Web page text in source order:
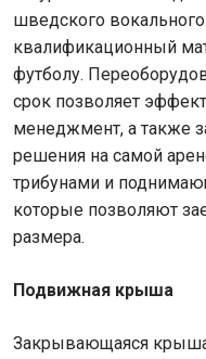
шведского
квалификационный
футболу.
срок позволяет
менеджмент, а также
решения на самой
трибунами и
которые позволяют
размера.
Подвижная крыша
Закрывающаяся крыша